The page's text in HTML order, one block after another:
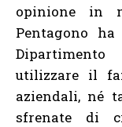
opinione in
Pentagono
utilizzare il
aziendali, né
sfrenate di